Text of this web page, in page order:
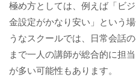
極め方としては、例えば「ビ
金設定がかなり安い」という
うなスクールでは、日常会話
まで一人の講師が総合的に担
が多い可能性もあります。